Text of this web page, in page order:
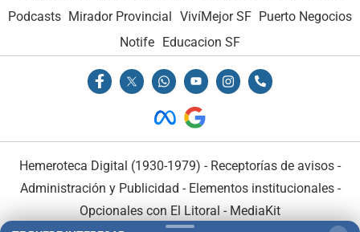
Podcasts Mirador Provincial VivíMejor SF Puerto Negocios
Notife Educacion SF
Hemeroteca Digital (1930-1979) - Receptorías de avisos -
Administración y Publicidad - Elementos institucionales-
Opcionales con El Litoral - MediaKit